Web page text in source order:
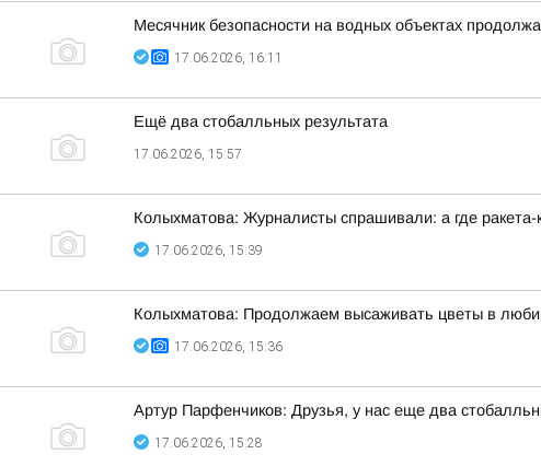
Месячник безопасности на водных объектах
17.06.2026, 16:11
Ещё два стобалльных результата
17.06.2026, 15:57
Колыхматова: Журналисты спрашивали: а где ракета-
17.06.2026, 15:39
Колыхматова: Продолжаем высаживать цветы в
17.06.2026, 15:36
Артур Парфенчиков: Друзья, у нас еще два
17.06.2026, 15:28